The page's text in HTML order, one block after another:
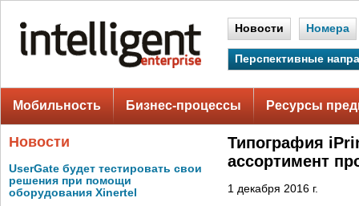
Новости Номера
Перспективные
Мобильность Бизнес-процессы Ресурсы
Новости
UserGate будет тестировать свои
решения при помощи
оборудования Xinertel
Типография
ассортимент
1 декабря 2016 г.